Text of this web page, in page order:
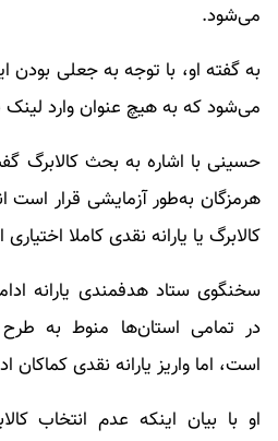
می‌شود.
به گفته او، با توجه به جعلی بودن
می‌شود که به هیچ عنوان وارد لینک
حسینی با اشاره به بحث کالابرگ
هرمزگان به‌طور آزمایشی قرار است
کالابرگ یا یارانه نقدی کاملا
سخنگوی ستاد هدفمندی یارانه
در تمامی استان‌ها منوط به
است، اما واریز یارانه نقدی کماکان
او با بیان اینکه عدم انتخاب